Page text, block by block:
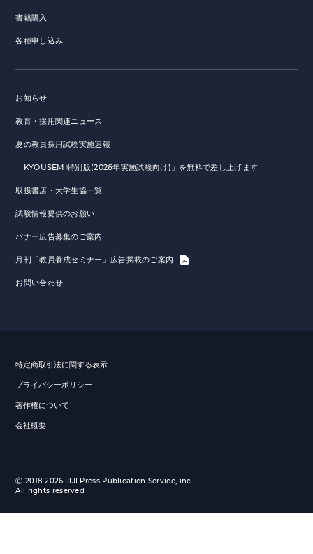
書籍購入
各種申し込み
お知らせ
教育・採用関連ニュース
夏の教員採用試験実施速報
「KYOUSEMI特別版(2026年実施試験向け)」を無料で差し上げます
取扱書店・大学生協一覧
試験情報提供のお願い
バナー広告募集のご案内
月刊「教員養成セミナー」広告掲載のご案内
お問い合わせ
特定商取引法に関する表示
プライバシーポリシー
著作権について
会社概要
Ⓒ 2018-2026 JIJI Press Publication Service, inc.
All rights reserved